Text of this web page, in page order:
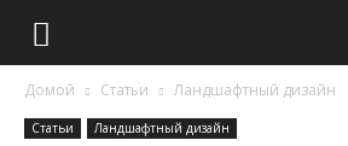
Домой Статьи Ландшафтный дизайн
Статьи Ландшафтный дизайн